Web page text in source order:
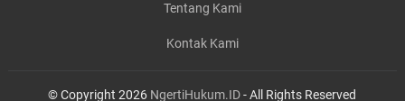
Tentang Kami
Kontak Kami
© Copyright 2026 NgertiHukum.ID- All Rights Reserved